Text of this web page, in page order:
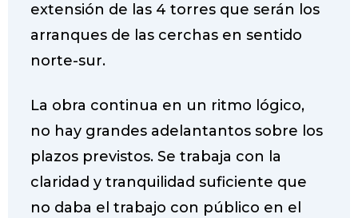
extensión de las 4 torres que serán los
arranques de las cerchas en sentido
norte-sur.
La obra continua en un ritmo lógico,
no hay grandes adelantantos sobre los
plazos previstos. Se trabaja con la
claridad y tranquilidad suficiente que
no daba el trabajo con público en el